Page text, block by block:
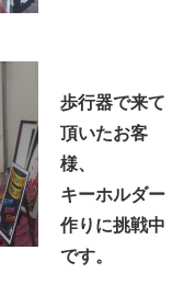
歩行器で来て
頂いたお客
様、
キーホルダー
作りに挑戦中
です。